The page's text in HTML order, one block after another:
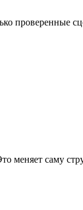
проверенные
меняет саму